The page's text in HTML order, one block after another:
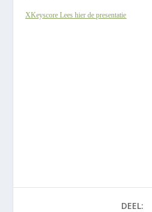
XKeyscore Lees hier de presentatie
DEEL: